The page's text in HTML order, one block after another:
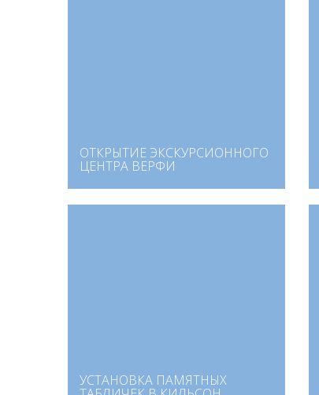
ОТКРЫТИЕ ЭКСКУРСИОННОГО
ЦЕНТРА ВЕРФИ
УСТАНОВКА ПАМЯТНЫХ